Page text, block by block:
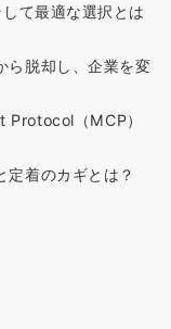
て最適な選択とは
ら脱却し、企業を変
（MCP）
定着のカギとは？